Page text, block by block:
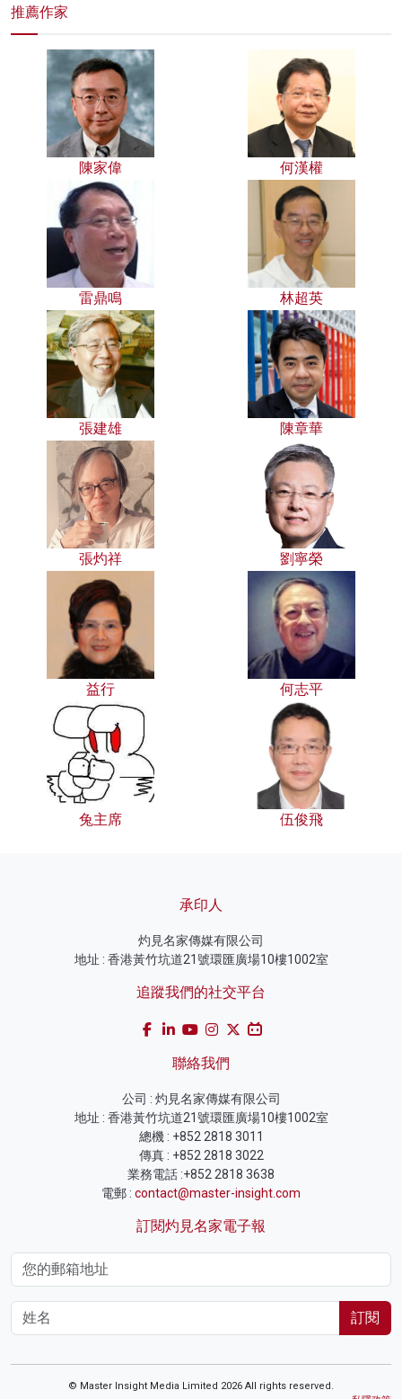
推薦作家
陳家偉 何漢權
雷鼎鳴 林超英
張建雄 陳章華
張灼祥 劉寧榮
益行 何志平
兔主席 伍俊飛
承印人
灼見名家傳媒有限公司
地址 : 香港黃竹坑道21號環匯廣場10樓1002室
追蹤我們的社交平台
聯絡我們
公司 : 灼見名家傳媒有限公司
地址 : 香港黃竹坑道21號環匯廣場10樓1002室
總機 : +852 2818 3011
傳真 : +852 2818 3022
業務電話 :+852 2818 3638
電郵 : contact@master-insight.com
訂閱灼見名家電子報
訂閱
© Master Insight Media Limited 2026 All rights reserved.